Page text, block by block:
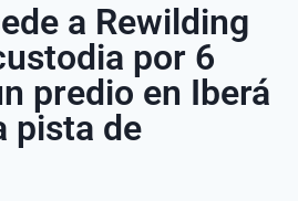
a Rewilding
por 6
predio en Iberá
pista de